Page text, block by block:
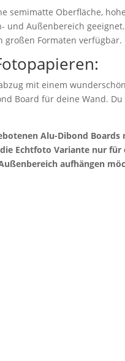
semimatte Oberfläche,
und Außenbereich
großen Formaten verfügbar.
mit einem
Board für deine Wand.
Alu-Dibond
Echtfoto Variante nur
aufhängen